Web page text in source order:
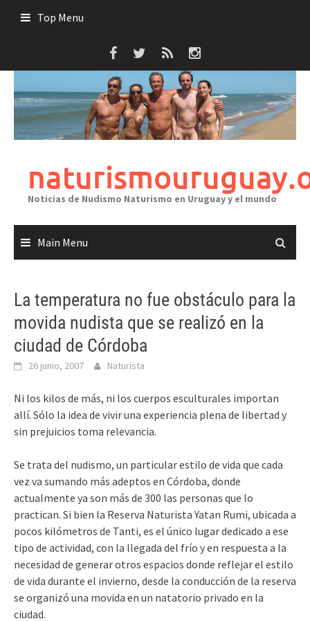
Top Menu
Noticias de Nudismo Naturismo en Uruguay y el mundo
Main Menu
La temperatura no fue obstáculo para la
movida nudista que se realizó en la
ciudad de Córdoba
26 junio, 2007 Naturista
Ni los kilos de más, ni los cuerpos esculturales importan
allí. Sólo la idea de vivir una experiencia plena de libertad y
sin prejuicios toma relevancia.
Se trata del nudismo, un particular estilo de vida que cada
vez va sumando más adeptos en Córdoba, donde
actualmente ya son más de 300 las personas que lo
practican. Si bien la Reserva Naturista Yatan Rumi, ubicada a
pocos kilómetros de Tanti, es el único lugar dedicado a ese
tipo de actividad, con la llegada del frío y en respuesta a la
necesidad de generar otros espacios donde reflejar el estilo
de vida durante el invierno, desde la conducción de la reserva
se organizó una movida en un natatorio privado en la
ciudad.